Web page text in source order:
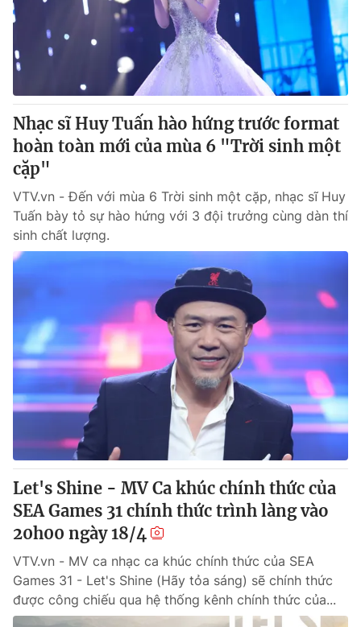
Nhạc sĩ Huy Tuấn hào hứng trước format
hoàn toàn mới của mùa 6 "Trời sinh một
cặp"
VTV.vn - Đến với mùa 6 Trời sinh một cặp, nhạc sĩ Huy
Tuấn bày tỏ sự hào hứng với 3 đội trưởng cùng dàn thí
sinh chất lượng.
Let's Shine - MV Ca khúc chính thức của
SEA Games 31 chính thức trình làng vào
20h00 ngày 18/4
VTV.vn - MV ca nhạc ca khúc chính thức của SEA
Games 31 - Let's Shine (Hãy tỏa sáng) sẽ chính thức
được công chiếu qua hệ thống kênh chính thức của...